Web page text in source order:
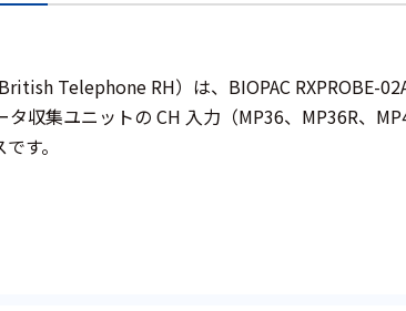
Telephone RH）は、BIOPAC RXPROBE-
タ収集ユニットの CH 入力（MP36、MP36R、
す。